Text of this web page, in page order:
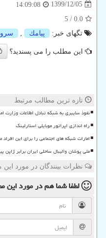
1399/12/05
14:09:08
0.0
/
5
تگهای خبر:
پیامك ,
این مطلب را می پسندید؟
تازه ترین مطالب مرتبط
نفوذ سایبری به شبکه تبادل اطلاعات وزارت
راه اندازی اپراتور موبایلی استارلینک
امارات شبکه های اجتماعی را برای این افراد
ملی پوشان والیبال ساحلی ایران برابر ژاپن
نظرات بینندگان در مورد
لطفا شما همدر مورد این